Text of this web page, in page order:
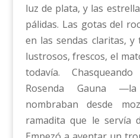
luz de plata, y las
pálidas. Las gotas del
en las sendas claritas,
lustrosos, frescos, el
todavía.
Rosenda Gauna
nombraban desde
ramadita que le servía